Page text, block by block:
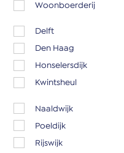
Woonboerderij
Delft
Den Haag
Honselersdijk
Kwintsheul
Naaldwijk
Poeldijk
Rijswijk